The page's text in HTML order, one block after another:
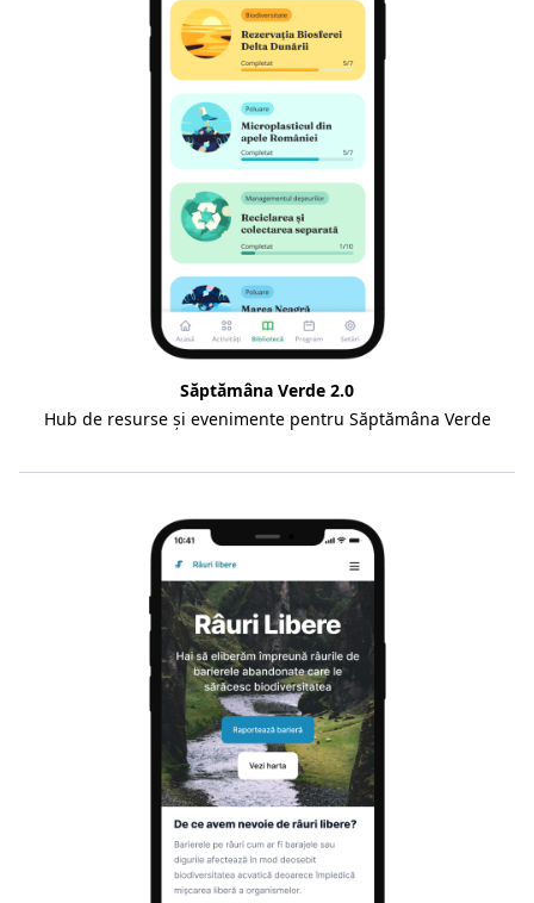
Săptămâna Verde 2.0
Hub de resurse și evenimente pentru Săptămâna Verde